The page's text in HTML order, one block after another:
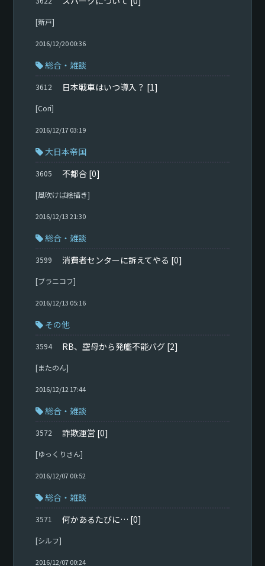
[新戸]
2016/12/20 00:36
総合・雑談
3612 日本戦車はいつ導入？ [1]
[Cori]
2016/12/17 03:19
大日本帝国
3605 不都合 [0]
[風吹けば絵描き]
2016/12/13 21:30
総合・雑談
3599 消費者センターに訴えてやる [0]
[ブラニコフ]
2016/12/13 05:16
その他
3594 RB、空母から発艦不能バグ [2]
[またのん]
2016/12/12 17:44
総合・雑談
3572 詐欺運営 [0]
[ゆっくりさん]
2016/12/07 00:52
総合・雑談
3571 何かあるたびに… [0]
[シルフ]
2016/12/07 00:24